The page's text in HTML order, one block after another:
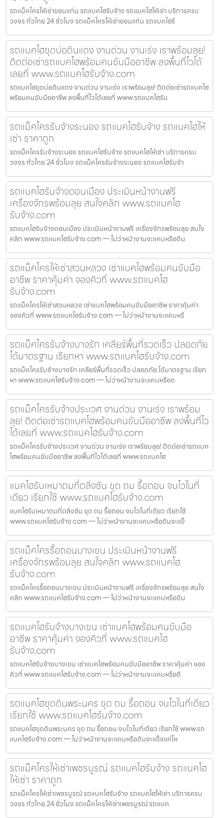
รถแม็คโครให้เช่าขอนแก่น รถแบคโฮรับจ้าง รถแบคโฮให้เช่า บริการครบ
วงจร ทั่วไทย 24 ชั่วโมง รถแม็คโครให้เช่าขอนแก่น รถแบคโฮรั
รถแบคโฮขุดบ่อดินแดง งานด่วน งานเร่ง เราพร้อมลุย!
ติดต่อเช่ารถแบคโฮพร้อมคนขับมืออาชีพ ลงพื้นที่ไวได้
เลยที่ www.รถแบคโฮรับจ้าง.com
รถแบคโฮขุดบ่อดินแดง งานด่วน งานเร่ง เราพร้อมลุย! ติดต่อเช่ารถแบคโฮ
พร้อมคนขับมืออาชีพ ลงพื้นที่ไวได้เลยที่ www.รถแบคโฮรับ
รถแม็คโครรับจ้างระนอง รถแบคโฮรับจ้าง รถแบคโฮให้
เช่า ราคาถูก
รถแม็คโครรับจ้างระนอง รถแบคโฮรับจ้าง รถแบคโฮให้เช่า บริการครบ
วงจร ทั่วไทย 24 ชั่วโมง รถแม็คโครรับจ้างระนอง รถแบคโฮรับจ้า
รถแบคโฮรับจ้างดอนเมือง ประเมินหน้างานฟรี
เครื่องจักรพร้อมลุย สนใจคลิก www.รถแบคโฮ
รับจ้าง.com
รถแบคโฮรับจ้างดอนเมือง ประเมินหน้างานฟรี เครื่องจักรพร้อมลุย สนใจ
คลิก www.รถแบคโฮรับจ้าง.com — ไม่ว่าหน้างานจะแคบหรือดิน
รถแม็คโครให้เช่าสวนหลวง เช่าแบคโฮพร้อมคนขับมือ
อาชีพ ราคาคุ้มค่า จองคิวที่ www.รถแบคโฮ
รับจ้าง.com
รถแม็คโครให้เช่าสวนหลวง เช่าแบคโฮพร้อมคนขับมืออาชีพ ราคาคุ้มค่า
จองคิวที่ www.รถแบคโฮรับจ้าง.com — ไม่ว่าหน้างานจะแคบหรื
รถแม็คโครรับจ้างบางรัก เคลียร์พื้นที่รวดเร็ว ปลอดภัย
ได้มาตรฐาน เรียกหา www.รถแบคโฮรับจ้าง.com
รถแม็คโครรับจ้างบางรัก เคลียร์พื้นที่รวดเร็ว ปลอดภัย ได้มาตรฐาน เรียก
หา www.รถแบคโฮรับจ้าง.com — ไม่ว่าหน้างานจะแคบหรือด
รถแม็คโครรับจ้างประเวศ งานด่วน งานเร่ง เราพร้อม
ลุย! ติดต่อเช่ารถแบคโฮพร้อมคนขับมืออาชีพ ลงพื้นที่ไว
ได้เลยที่ www.รถแบคโฮรับจ้าง.com
รถแม็คโครรับจ้างประเวศ งานด่วน งานเร่ง เราพร้อมลุย! ติดต่อเช่ารถแบค
โฮพร้อมคนขับมืออาชีพ ลงพื้นที่ไวได้เลยที่ www.รถแบคโฮ
แบคโฮรับเหมาถมที่ตลิ่งชัน ขุด ถม รื้อถอน จบไวในที่
เดียว เรียกใช้ www.รถแบคโฮรับจ้าง.com
แบคโฮรับเหมาถมที่ตลิ่งชัน ขุด ถม รื้อถอน จบไวในที่เดียว เรียกใช้
www.รถแบคโฮรับจ้าง.com — ไม่ว่าหน้างานจะแคบหรือดินจะแข็
รถแม็คโครรื้อถอนบางเขน ประเมินหน้างานฟรี
เครื่องจักรพร้อมลุย สนใจคลิก www.รถแบคโฮ
รับจ้าง.com
รถแม็คโครรื้อถอนบางเขน ประเมินหน้างานฟรี เครื่องจักรพร้อมลุย สนใจ
คลิก www.รถแบคโฮรับจ้าง.com — ไม่ว่าหน้างานจะแคบหรือดิน
รถแบคโฮรับจ้างบางเขน เช่าแบคโฮพร้อมคนขับมือ
อาชีพ ราคาคุ้มค่า จองคิวที่ www.รถแบคโฮ
รับจ้าง.com
รถแบคโฮรับจ้างบางเขน เช่าแบคโฮพร้อมคนขับมืออาชีพ ราคาคุ้มค่า จอง
คิวที่ www.รถแบคโฮรับจ้าง.com — ไม่ว่าหน้างานจะแคบหรือดิ
รถแบคโฮขุดดินพระนคร ขุด ถม รื้อถอน จบไวในที่เดียว
เรียกใช้ www.รถแบคโฮรับจ้าง.com
รถแบคโฮขุดดินพระนคร ขุด ถม รื้อถอน จบไวในที่เดียว เรียกใช้ www.รถ
แบคโฮรับจ้าง.com — ไม่ว่าหน้างานจะแคบหรือดินจะแข็งแค่ไห
รถแม็คโครให้เช่าเพชรบูรณ์ รถแบคโฮรับจ้าง รถแบคโฮ
ให้เช่า ราคาถูก
รถแม็คโครให้เช่าเพชรบูรณ์ รถแบคโฮรับจ้าง รถแบคโฮให้เช่า บริการครบ
วงจร ทั่วไทย 24 ชั่วโมง รถแม็คโครให้เช่าเพชรบูรณ์ รถแบค